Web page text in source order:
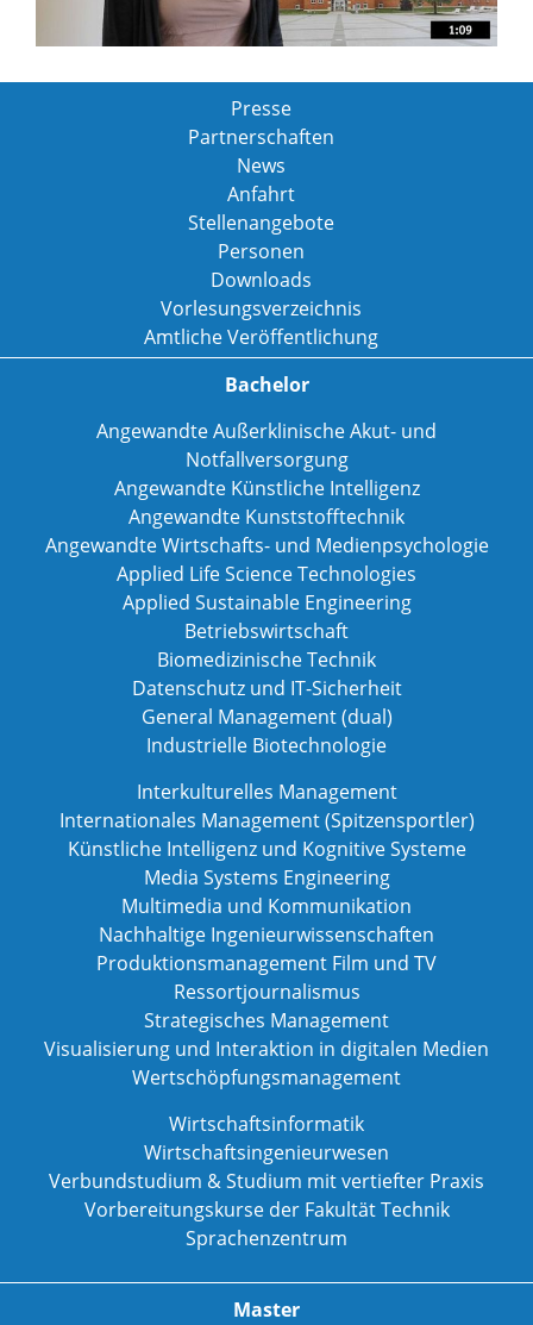
Presse
Partnerschaften
News
Anfahrt
Stellenangebote
Personen
Downloads
Vorlesungsverzeichnis
Amtliche Veröffentlichung
Bachelor
Angewandte Außerklinische Akut- und
Notfallversorgung
Angewandte Künstliche Intelligenz
Angewandte Kunststofftechnik
Angewandte Wirtschafts- und Medienpsychologie
Applied Life Science Technologies
Applied Sustainable Engineering
Betriebswirtschaft
Biomedizinische Technik
Datenschutz und IT-Sicherheit
General Management (dual)
Industrielle Biotechnologie
Interkulturelles Management
Internationales Management (Spitzensportler)
Künstliche Intelligenz und Kognitive Systeme
Media Systems Engineering
Multimedia und Kommunikation
Nachhaltige Ingenieurwissenschaften
Produktionsmanagement Film und TV
Ressortjournalismus
Strategisches Management
Visualisierung und Interaktion in digitalen Medien
Wertschöpfungsmanagement
Wirtschaftsinformatik
Wirtschaftsingenieurwesen
Verbundstudium & Studium mit vertiefter Praxis
Vorbereitungskurse der Fakultät Technik
Sprachenzentrum
Master